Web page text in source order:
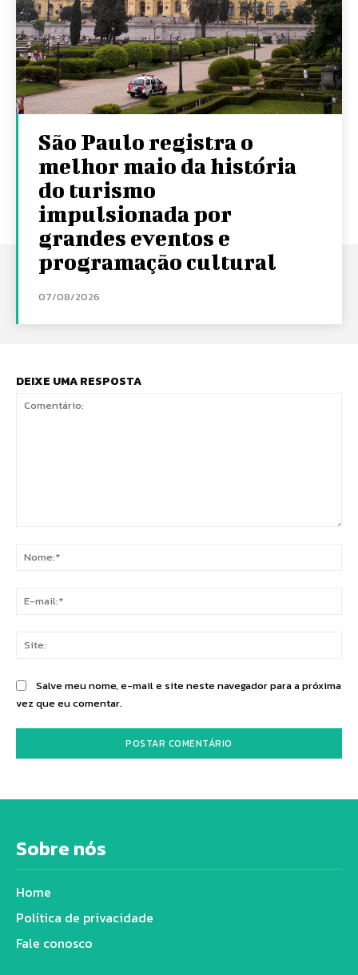
São Paulo registra o
melhor maio da história
do turismo
impulsionada por
grandes eventos e
programação cultural
07/08/2026
DEIXE UMA RESPOSTA
Salve meu nome, e-mail e site neste navegador para a próxima
vez que eu comentar.
Sobre nós
Home
Política de privacidade
Fale conosco